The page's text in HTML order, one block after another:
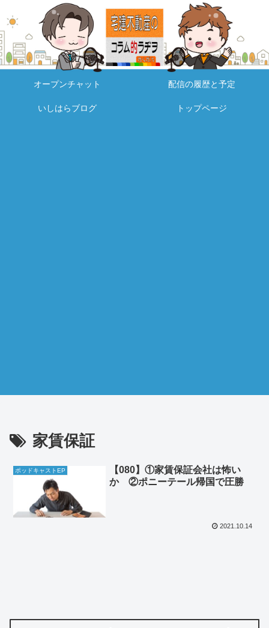
オープンチャット 配信の履歴と予定
いしはらブログ トップページ
家賃保証
ポッドキャストEP
【080】①家賃保証会社は怖い
か ②ポニーテール帰国で圧勝
2021.10.14